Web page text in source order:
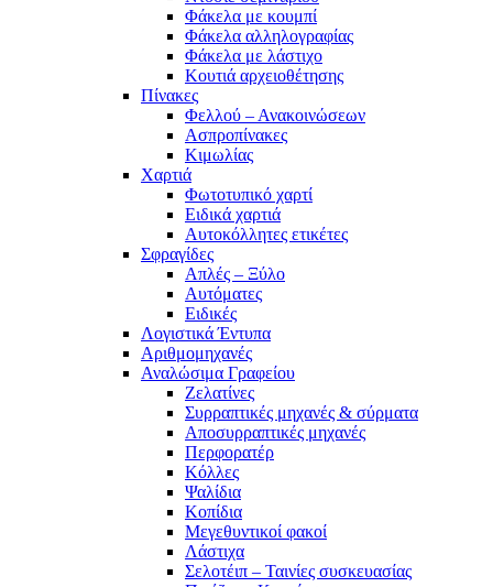
Φάκελα με κουμπί
Φάκελα αλληλογραφίας
Φάκελα με λάστιχο
Κουτιά αρχειοθέτησης
Πίνακες
Φελλού – Ανακοινώσεων
Ασπροπίνακες
Κιμωλίας
Χαρτιά
Φωτοτυπικό χαρτί
Ειδικά χαρτιά
Αυτοκόλλητες ετικέτες
Σφραγίδες
Απλές – Ξύλο
Αυτόματες
Ειδικές
Λογιστικά Έντυπα
Αριθμομηχανές
Αναλώσιμα Γραφείου
Ζελατίνες
Συρραπτικές μηχανές & σύρματα
Αποσυρραπτικές μηχανές
Περφορατέρ
Κόλλες
Ψαλίδια
Κοπίδια
Μεγεθυντικοί φακοί
Λάστιχα
Σελοτέιπ – Ταινίες συσκευασίας